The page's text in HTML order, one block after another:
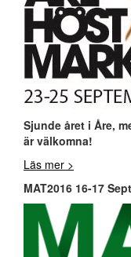
Sjunde året i Åre,
är välkomna!
Läs mer >
MAT2016 16-17